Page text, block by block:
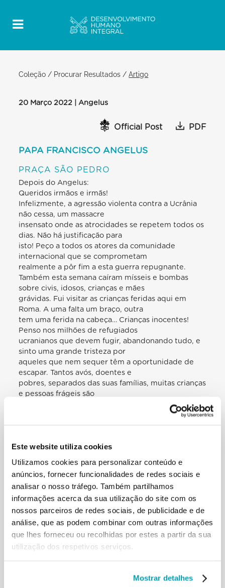
Este website utiliza cookies
Utilizamos cookies para personalizar conteúdo e
anúncios, fornecer funcionalidades de redes sociais e
analisar o nosso tráfego. Também partilhamos
informações acerca da sua utilização do site com os
nossos parceiros de redes sociais, de publicidade e de
análise, que as podem combinar com outras informações
que lhes forneceu ou recolhidas por estes a partir da sua
utilização dos respetivos serviços.
Mostrar detalhes
Coleção / Procurar Resultados /Artigo
20 Março 2022 | Angelus
Official Post PDF
PAPA FRANCISCO ANGELUS
PRAÇA SÃO PEDRO
Depois do Angelus:
Queridos irmãos e irmãs!
Infelizmente, a agressão violenta contra a Ucrânia
não cessa, um massacre
insensato onde as atrocidades se repetem todos os
dias. Não há justificação para
isto! Peço a todos os atores da comunidade
internacional que se comprometam
realmente a pôr fim a esta guerra repugnante.
Também esta semana caíram mísseis e bombas
sobre civis, idosos, crianças e mães
grávidas. Fui visitar as crianças feridas aqui em
Roma. A uma falta um braço, outra
tem uma ferida na cabeça… Crianças inocentes!
Penso nos milhões de refugiados
ucranianos que devem fugir, abandonando tudo, e
sinto uma grande tristeza por
aqueles que nem sequer têm a oportunidade de
escapar. Tantos avós, doentes e
pobres, separados das suas famílias, muitas crianças
e pessoas frágeis são
deixadas a morrer debaixo das bombas, sem poder
até sacrílego, porque vai contra a santidade da vida
a vida humana indefesa, que deve ser respeitada e
protegida, não eliminada, e que
vem antes de qualquer estratégia! Não
esqueçamos: é cruel, desumano e sacrílego!
Rezemos em silêncio por aqueles que sofrem.
Consola-me saber que às pessoas deixadas sob as
bombas não falta a proximidade
Evangelho da caridade e da
próximos do povo de Deus! Obrigado, caros irmãos